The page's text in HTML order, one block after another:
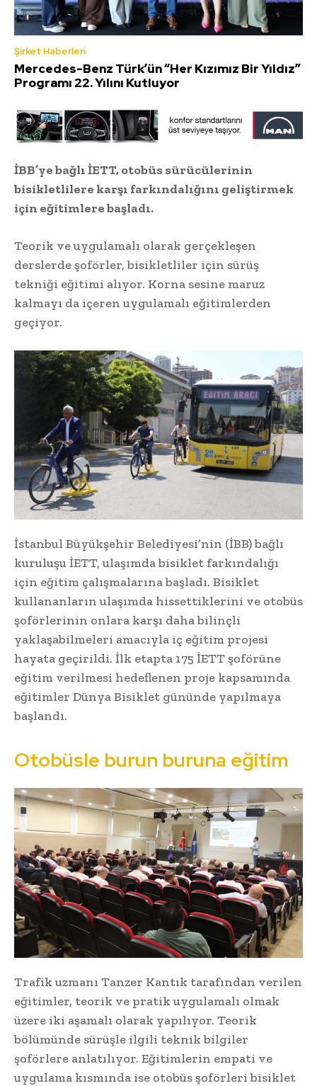
Şirket Haberleri
Mercedes-Benz Türk’ün “Her Kızımız Bir Yıldız”
Programı 22. Yılını Kutluyor
İBB’ye bağlı İETT, otobüs sürücülerinin
bisikletlilere karşı farkındalığını geliştirmek
için eğitimlere başladı.
Teorik ve uygulamalı olarak gerçekleşen
derslerde şoförler, bisikletliler için sürüş
tekniği eğitimi alıyor. Korna sesine maruz
kalmayı da içeren uygulamalı eğitimlerden
geçiyor.
İstanbul Büyükşehir Belediyesi’nin (İBB) bağlı
kuruluşu İETT, ulaşımda bisiklet farkındalığı
için eğitim çalışmalarına başladı. Bisiklet
kullananların ulaşımda hissettiklerini ve otobüs
şoförlerinin onlara karşı daha bilinçli
yaklaşabilmeleri amacıyla iç eğitim projesi
hayata geçirildi. İlk etapta 175 İETT şoförüne
eğitim verilmesi hedeflenen proje kapsamında
eğitimler Dünya Bisiklet gününde yapılmaya
başlandı.
Otobüsle burun buruna eğitim
Trafik uzmanı Tanzer Kantık tarafından verilen
eğitimler, teorik ve pratik uygulamalı olmak
üzere iki aşamalı olarak yapılıyor. Teorik
bölümünde sürüşle ilgili teknik bilgiler
şoförlere anlatılıyor. Eğitimlerin empati ve
uygulama kısmında ise otobüs şoförleri bisiklet